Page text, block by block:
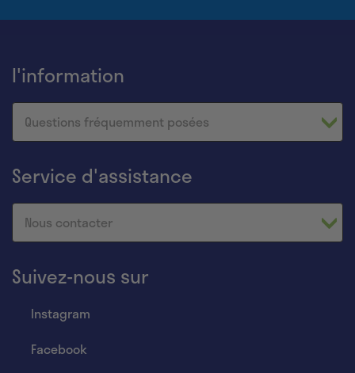
l'information
Questions fréquemment posées
Service d'assistance
Nous contacter
Suivez-nous sur
Instagram
Facebook